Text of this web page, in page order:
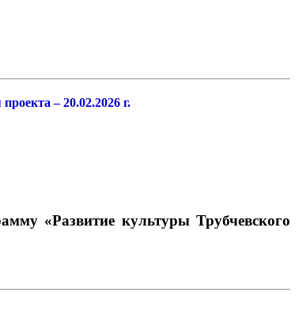
– 20.02.2026 г.
«Развитие культуры Трубчевского